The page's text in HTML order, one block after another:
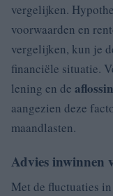
vergelijken.
voorwaarden en
vergelijken, kun je
financiële situatie.
lening en de
aangezien deze
maandlasten.
Advies inwinnen
Met de fluctuaties